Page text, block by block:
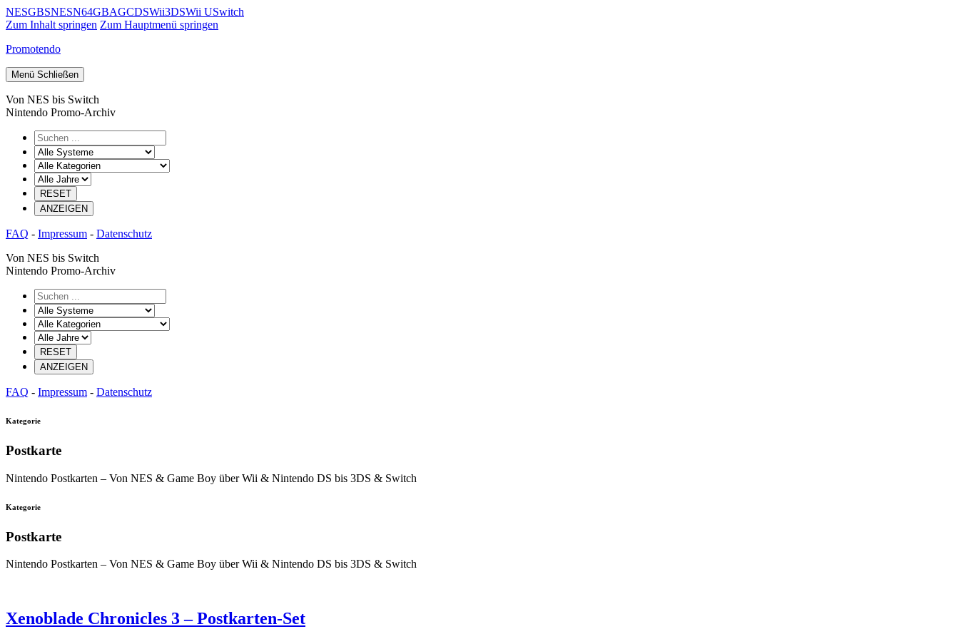
NESGBSNESN64GBAGCDSWii3DSWii USwitch
Zum Inhalt springen Zum Hauptmenü springen
Promotendo
Menü Schließen
Von NES bis Switch
Nintendo Promo-Archiv
FAQ - Impressum - Datenschutz
Von NES bis Switch
Nintendo Promo-Archiv
FAQ - Impressum - Datenschutz
Kategorie
Postkarte
Nintendo Postkarten – Von NES & Game Boy über Wii & Nintendo DS bis 3DS & Switch
Kategorie
Postkarte
Nintendo Postkarten – Von NES & Game Boy über Wii & Nintendo DS bis 3DS & Switch
Xenoblade Chronicles 3 – Postkarten-Set